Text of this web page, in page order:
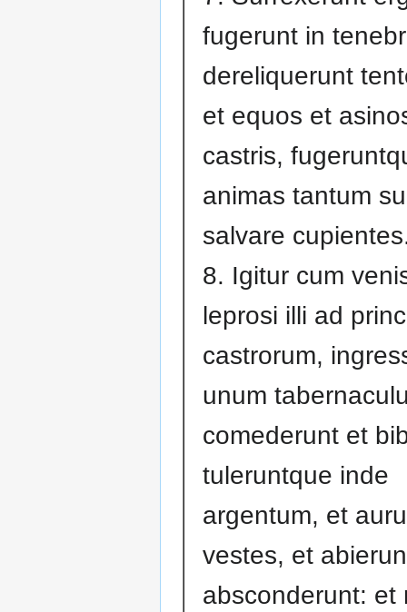
fugerunt in
dereliquerunt
et equos et
castris,
animas tantum
salvare
8. Igitur cum
leprosi illi ad
castrorum,
unum
comederunt et
tuleruntque inde
argentum, et
vestes, et
absconderunt: et